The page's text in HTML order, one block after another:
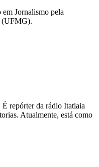
Jornalismo pela
(UFMG).
repórter da rádio Itatiaia
Atualmente, está como